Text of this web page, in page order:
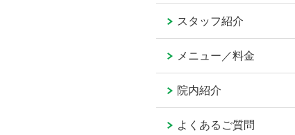
スタッフ紹介
メニュー／料金
院内紹介
よくあるご質問